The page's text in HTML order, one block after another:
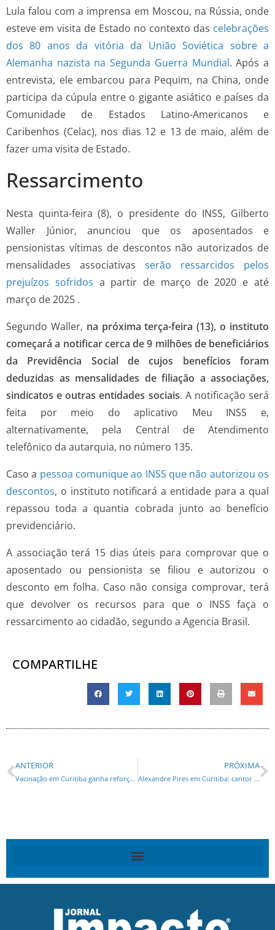
Lula falou com a imprensa em Moscou, na Rússia, onde
esteve em visita de Estado no contexto das celebrações
dos 80 anos da vitória da União Soviética sobre a
Alemanha nazista na Segunda Guerra Mundial. Após a
entrevista, ele embarcou para Pequim, na China, onde
participa da cúpula entre o gigante asiático e países da
Comunidade de Estados Latino-Americanos e
Caribenhos (Celac), nos dias 12 e 13 de maio, além de
fazer uma visita de Estado.
Ressarcimento
Nesta quinta-feira (8), o presidente do INSS, Gilberto
Waller Júnior, anunciou que os aposentados e
pensionistas vítimas de descontos não autorizados de
mensalidades associativas serão ressarcidos pelos
prejuízos sofridos a partir de março de 2020 e até
março de 2025 .
Segundo Waller, na próxima terça-feira (13), o instituto
começará a notificar cerca de 9 milhões de beneficiários
da Previdência Social de cujos benefícios foram
deduzidas as mensalidades de filiação a associações,
sindicatos e outras entidades sociais. A notificação será
feita por meio do aplicativo Meu INSS e,
alternativamente, pela Central de Atendimento
telefônico da autarquia, no número 135.
Caso a pessoa comunique ao INSS que não autorizou os
descontos, o instituto notificará a entidade para a qual
repassou toda a quantia cobrada junto ao benefício
previdenciário.
A associação terá 15 dias úteis para comprovar que o
aposentado ou pensionista se filiou e autorizou o
desconto em folha. Caso não consiga comprovar, terá
que devolver os recursos para que o INSS faça o
ressarcimento ao cidadão, segundo a Agencia Brasil.
COMPARTILHE
ANTERIOR
Vacinação em Curitiba ganha reforço com Dia D e lançamento de novo modelo de sala de vacina
PRÓXIMA
Alexandre Pires em Curitiba: cantor fará show de três horas na Ligga Arena